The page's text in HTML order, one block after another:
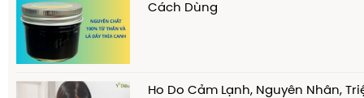
Cách Dùng
Ho Do Cảm Lạnh, Nguyên Nhân,